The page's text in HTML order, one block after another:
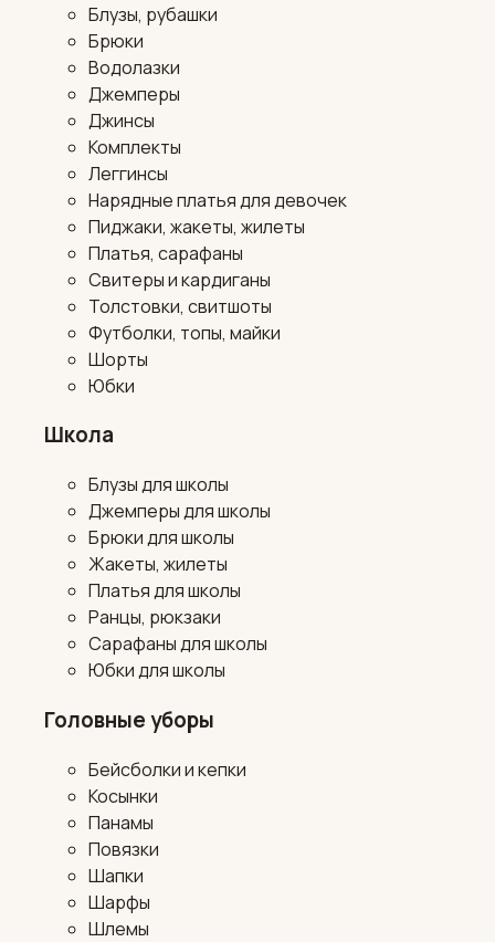
Блузы, рубашки
Брюки
Водолазки
Джемперы
Джинсы
Комплекты
Леггинсы
Нарядные платья для девочек
Пиджаки, жакеты, жилеты
Платья, сарафаны
Свитеры и кардиганы
Толстовки, свитшоты
Футболки, топы, майки
Шорты
Юбки
Школа
Блузы для школы
Джемперы для школы
Брюки для школы
Жакеты, жилеты
Платья для школы
Ранцы, рюкзаки
Сарафаны для школы
Юбки для школы
Головные уборы
Бейсболки и кепки
Косынки
Панамы
Повязки
Шапки
Шарфы
Шлемы